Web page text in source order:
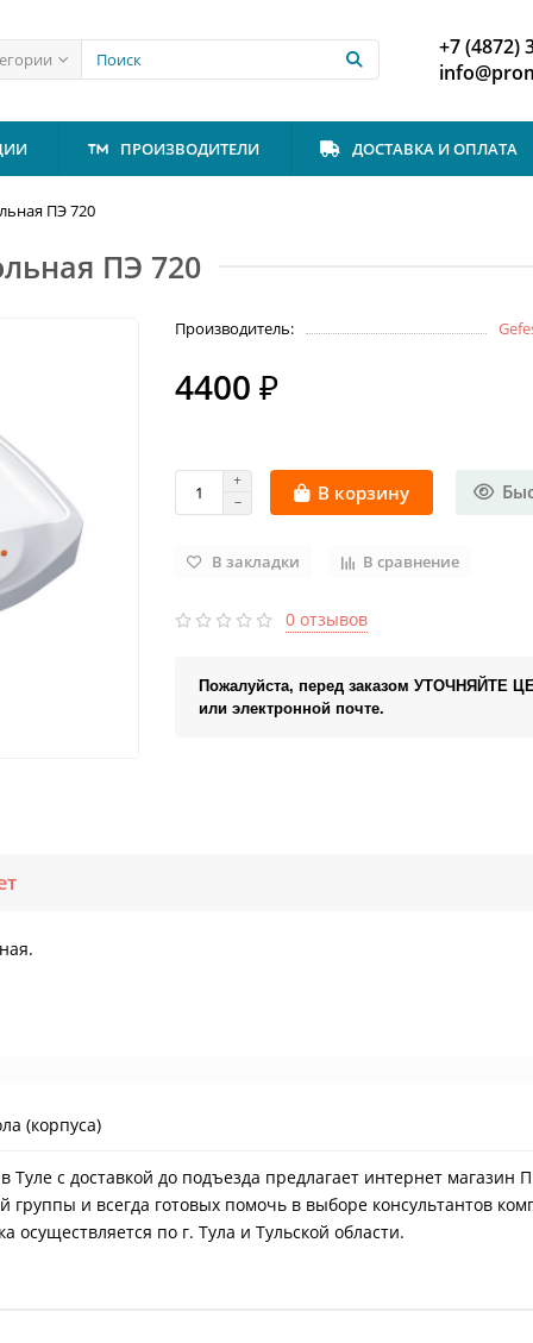
+7 (4872)
ПРОИЗВОДИТЕЛИ ДОСТАВКА И ОПЛАТА
ПЭ 720
ПЭ 720
Производитель:
4400 ₽
В корзину
В закладки В сравнение
0 отзывов
Пожалуйста, перед заказом УТОЧНЯЙТЕ
или электронной почте.
(корпуса)
Туле с доставкой до подъезда предлагает интернет
и всегда готовых помочь в выборе консультантов
по г. Тула и Тульской области.